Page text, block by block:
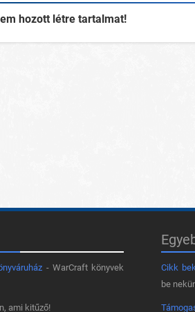
hozott létre tartalmat!
- WarCraft könyvek
ami kitűző!
Cikk
be